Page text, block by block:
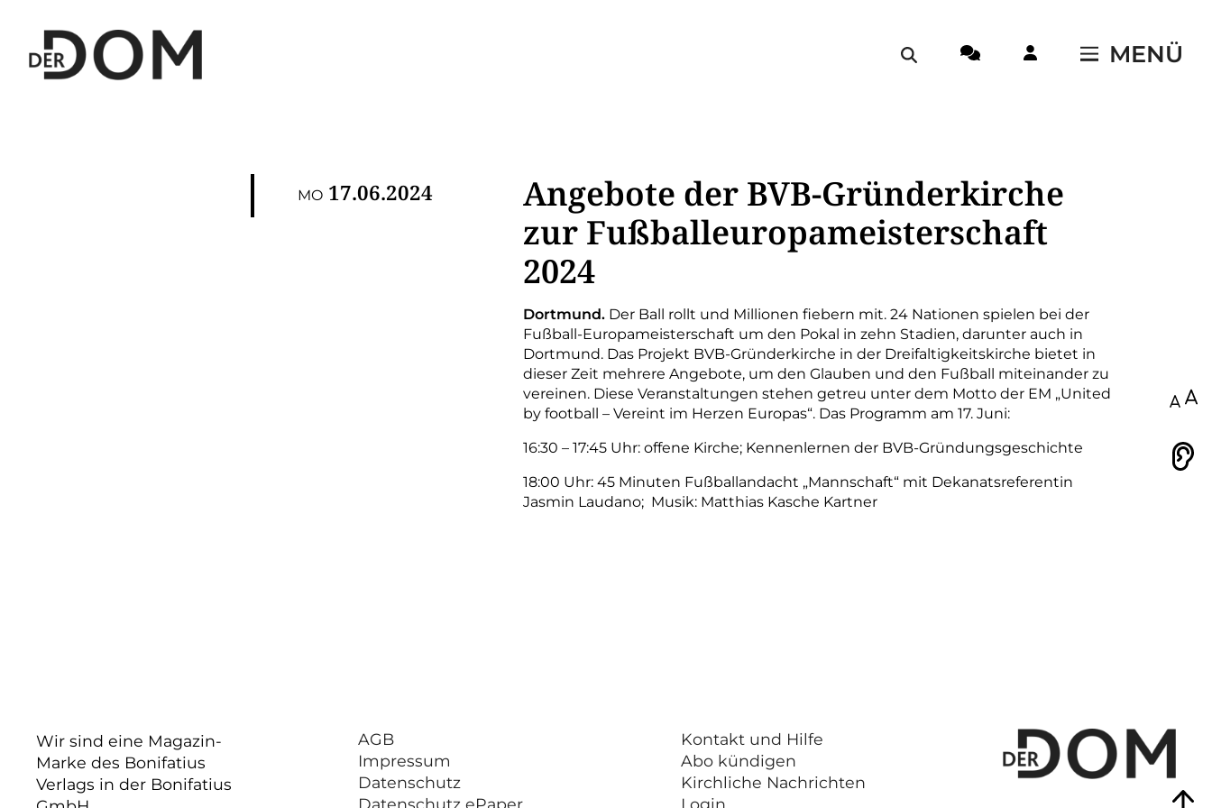
MENÜ
MO 17.06.2024
Angebote der BVB-Gründerkirche
zur Fußballeuropameisterschaft
2024
Dortmund. Der Ball rollt und Millionen fiebern mit. 24 Nationen spielen bei der
Fußball-Europameisterschaft um den Pokal in zehn Stadien, darunter auch in
Dortmund. Das Projekt BVB-Gründerkirche in der Dreifaltigkeitskirche bietet in
dieser Zeit mehrere Angebote, um den Glauben und den Fußball miteinander zu
vereinen. Diese Veranstaltungen stehen getreu unter dem Motto der EM „United
by football – Vereint im Herzen Europas“. Das Programm am 17. Juni:
16:30 – 17:45 Uhr: offene Kirche; Kennenlernen der BVB-Gründungsgeschichte
18:00 Uhr: 45 Minuten Fußballandacht „Mannschaft“ mit Dekanatsreferentin
Jasmin Laudano; Musik: Matthias Kasche Kartner
Wir sind eine Magazin-
Marke des Bonifatius
Verlags in der Bonifatius
AGB
Impressum
Datenschutz
Datenschutz ePaper
Kontakt und Hilfe
Abo kündigen
Kirchliche Nachrichten
Login
100